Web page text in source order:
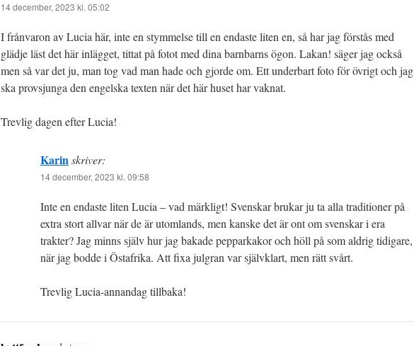
14 december, 2023 kl. 05:02
I frånvaron av Lucia här, inte en stymmelse till en endaste liten en, så har jag förstås med
glädje läst det här inlägget, tittat på fotot med dina barnbarns ögon. Lakan! säger jag också
men så var det ju, man tog vad man hade och gjorde om. Ett underbart foto för övrigt och jag
ska provsjunga den engelska texten när det här huset har vaknat.
Trevlig dagen efter Lucia!
Karinskriver:
14 december, 2023 kl. 09:58
Inte en endaste liten Lucia – vad märkligt! Svenskar brukar ju ta alla traditioner på
extra stort allvar när de är utomlands, men kanske det är ont om svenskar i era
trakter? Jag minns själv hur jag bakade pepparkakor och höll på som aldrig tidigare,
när jag bodde i Östafrika. Att fixa julgran var självklart, men rätt svårt.
Trevlig Lucia-annandag tillbaka!